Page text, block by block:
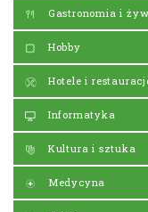
Gastronomia i
Hobby
Hotele i
Informatyka
Kultura i sztuka
Medycyna